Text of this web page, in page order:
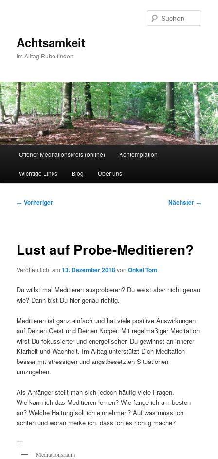
Achtsamkeit
Im Alltag Ruhe finden
Offener Meditationskreis (online) Kontemplation
Wichtige Links Blog Über uns
Beitragsnavigation
← Vorheriger Nächster →
Lust auf Probe-Meditieren?
Veröffentlicht am13. Dezember 2018vonOnkel Tom
Du willst mal Meditieren ausprobieren? Du weist aber nicht genau
wie? Dann bist Du hier genau richtig.
Meditieren ist ganz einfach und hat viele positive Auswirkungen
auf Deinen Geist und Deinen Körper. Mit regelmäßiger Meditation
wirst Du fokussierter und energetischer. Du gewinnst an innerer
Klarheit und Wachheit. Im Alltag unterstützt Dich Meditation
besser mit stressigen und angstbesetzten Situationen
umzugehen.
Als Anfänger stellt man sich jedoch häufig viele Fragen.
Wie kann ich das Meditieren lernen? Wie fange ich am besten
an? Welche Haltung soll ich einnehmen? Auf was muss ich
achten und woran merke ich, dass ich es richtig mache?
Meditationsraum